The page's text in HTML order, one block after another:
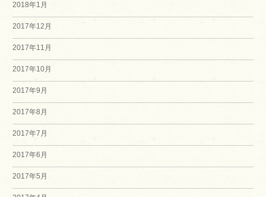
2018年1月
2017年12月
2017年11月
2017年10月
2017年9月
2017年8月
2017年7月
2017年6月
2017年5月